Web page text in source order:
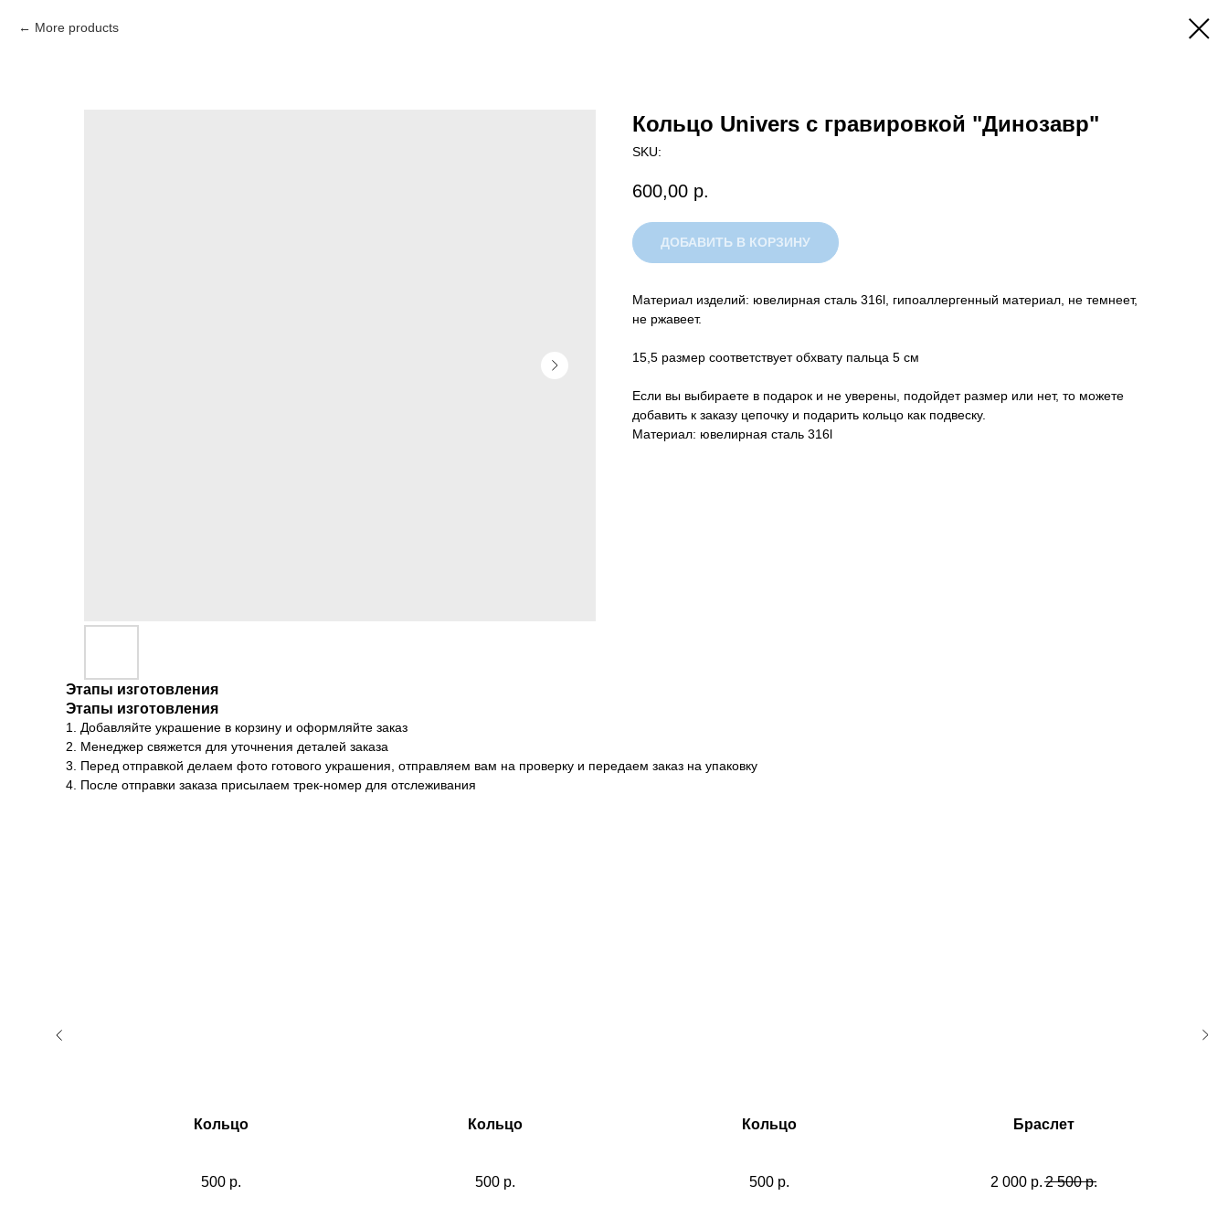
More products
Кольцо Univers с гравировкой "Динозавр"
SKU:
600,00 р.
ДОБАВИТЬ В КОРЗИНУ
Материал изделий: ювелирная сталь 316l, гипоаллергенный материал, не темнеет,
не ржавеет.
15,5 размер соответствует обхвату пальца 5 см
Если вы выбираете в подарок и не уверены, подойдет размер или нет, то можете
добавить к заказу цепочку и подарить кольцо как подвеску.
Материал: ювелирная сталь 316l
Этапы изготовления
Этапы изготовления
1. Добавляйте украшение в корзину и оформляйте заказ
2. Менеджер свяжется для уточнения деталей заказа
3. Перед отправкой делаем фото готового украшения, отправляем вам на проверку и передаем заказ на упаковку
4. После отправки заказа присылаем трек-номер для отслеживания
Кольцо
500 р.
Кольцо
500 р.
Кольцо
500 р.
Браслет
2 000 р. 2 500 р.